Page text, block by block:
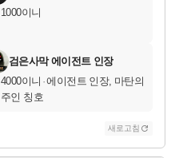
1000이니
검은사막 에이전트 인장
4000이니 ·에이전트 인장, 마탄의
주인 칭호
새로고침